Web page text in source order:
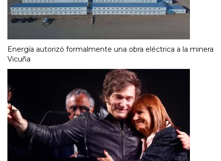
Energía autorizó formalmente una obra eléctrica a la minera
Vicuña